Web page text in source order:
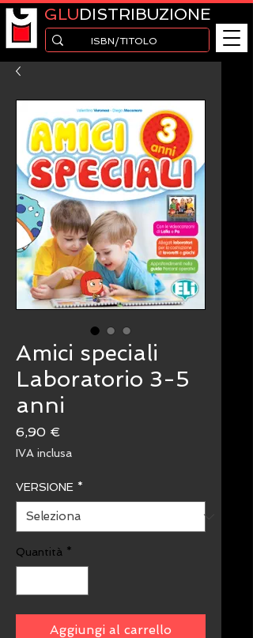
GLUDISTRIBUZIONE
Amici speciali
Laboratorio 3-5
anni
6,90 €
IVA inclusa
VERSIONE *
Quantità *
Aggiungi al carrello